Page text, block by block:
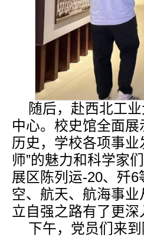
随后，赴西北工
中心。校史馆全面
历史，学校各项事
师”的魅力和科学家
展区陈列运-20、歼
空、航天、航海事
立自强之路有了更深
下午，党员们来